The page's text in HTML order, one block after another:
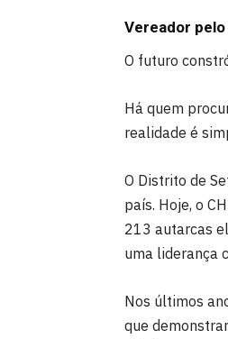
Vereador
O futuro
Há quem
realidade é
O Distrito de
país. Hoje, o
213 autarcas
uma liderança
Nos últimos
que